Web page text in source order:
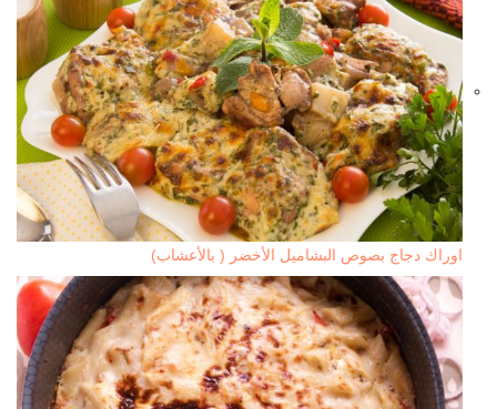
اوراك دجاج بصوص البشاميل الأخضر ( بالأعشاب)